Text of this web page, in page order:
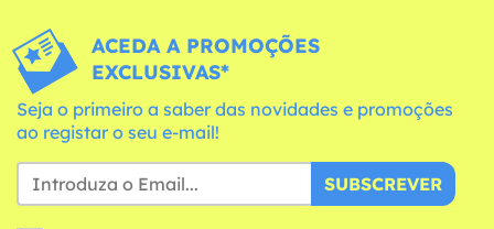
ACEDA A PROMOÇÕES
EXCLUSIVAS*
Seja o primeiro a saber das novidades e promoções
ao registar o seu e-mail!
SUBSCREVER